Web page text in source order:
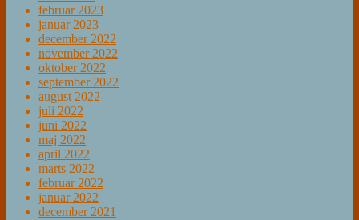
februar 2023
januar 2023
december 2022
november 2022
oktober 2022
september 2022
august 2022
juli 2022
juni 2022
maj 2022
april 2022
marts 2022
februar 2022
januar 2022
december 2021